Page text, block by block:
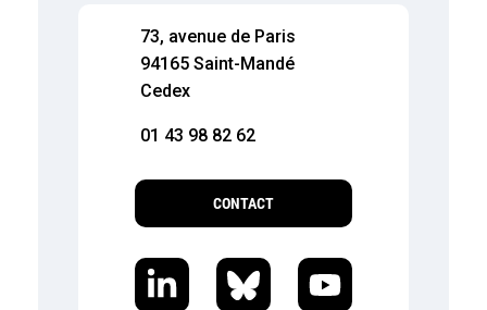
73, avenue de Paris
94165 Saint-Mandé
Cedex
01 43 98 82 62
CONTACT